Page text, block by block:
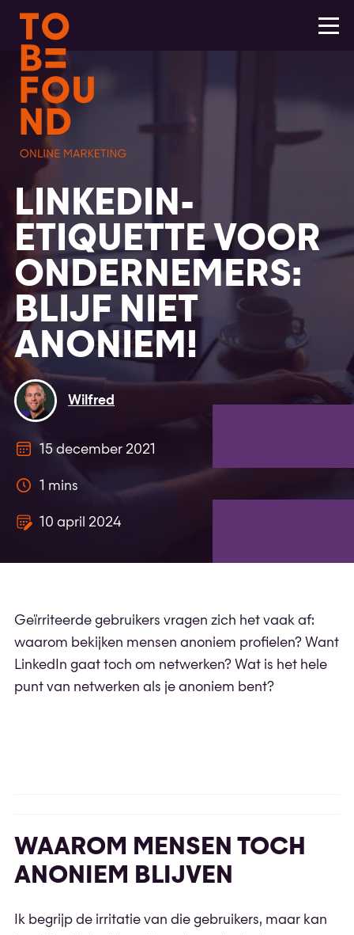
LINKEDIN-
ETIQUETTE VOOR
ONDERNEMERS:
BLIJF NIET
ANONIEM!
Wilfred
15 december 2021
1 mins
10 april 2024
Geïrriteerde gebruikers vragen zich het vaak af:
waarom bekijken mensen anoniem profielen? Want
LinkedIn gaat toch om netwerken? Wat is het hele
punt van netwerken als je anoniem bent?
WAAROM MENSEN TOCH
ANONIEM BLIJVEN
Ik begrijp de irritatie van die gebruikers, maar kan